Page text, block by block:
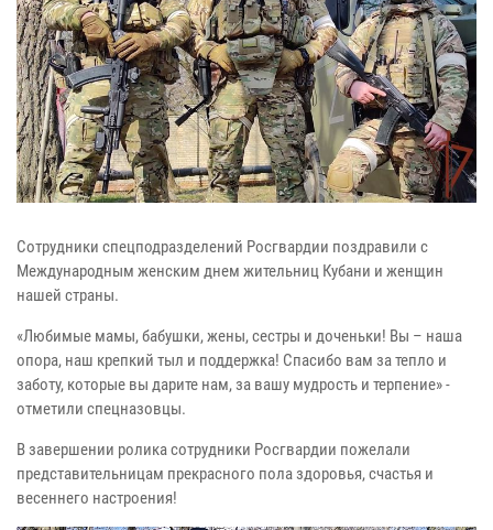
Сотрудники спецподразделений Росгвардии поздравили с
Международным женским днем жительниц Кубани и женщин
нашей страны.
«Любимые мамы, бабушки, жены, сестры и доченьки! Вы – наша
опора, наш крепкий тыл и поддержка! Спасибо вам за тепло и
заботу, которые вы дарите нам, за вашу мудрость и терпение» -
отметили спецназовцы.
В завершении ролика сотрудники Росгвардии пожелали
представительницам прекрасного пола здоровья, счастья и
весеннего настроения!